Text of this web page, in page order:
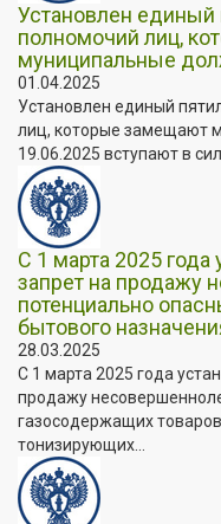
Установлен единый
полномочий лиц,
муниципальные
01.04.2025
Установлен единый
лиц, которые замещают
19.06.2025 вступают в
С 1 марта 2025
запрет на продажу
потенциально
бытового
28.03.2025
С 1 марта 2025 года
продажу
газосодержащих
тонизирующих...